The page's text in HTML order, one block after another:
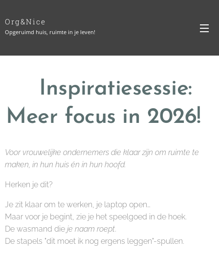
Org&Nice
Opgeruimd huis, ruimte in je leven!
Inspiratiesessie:
Meer focus in 2026!
Voor vrouwelijke ondernemers die klaar zijn om ruimte te
maken, in hun huis én in hun hoofd.
Herken je dit?
Je zit klaar om te werken, je laptop open…
Maar voor je begint, zie je het speelgoed in de hoek.
De wasmand die je naam roept.
De stapels "dit moet ik nog ergens leggen"-spullen.